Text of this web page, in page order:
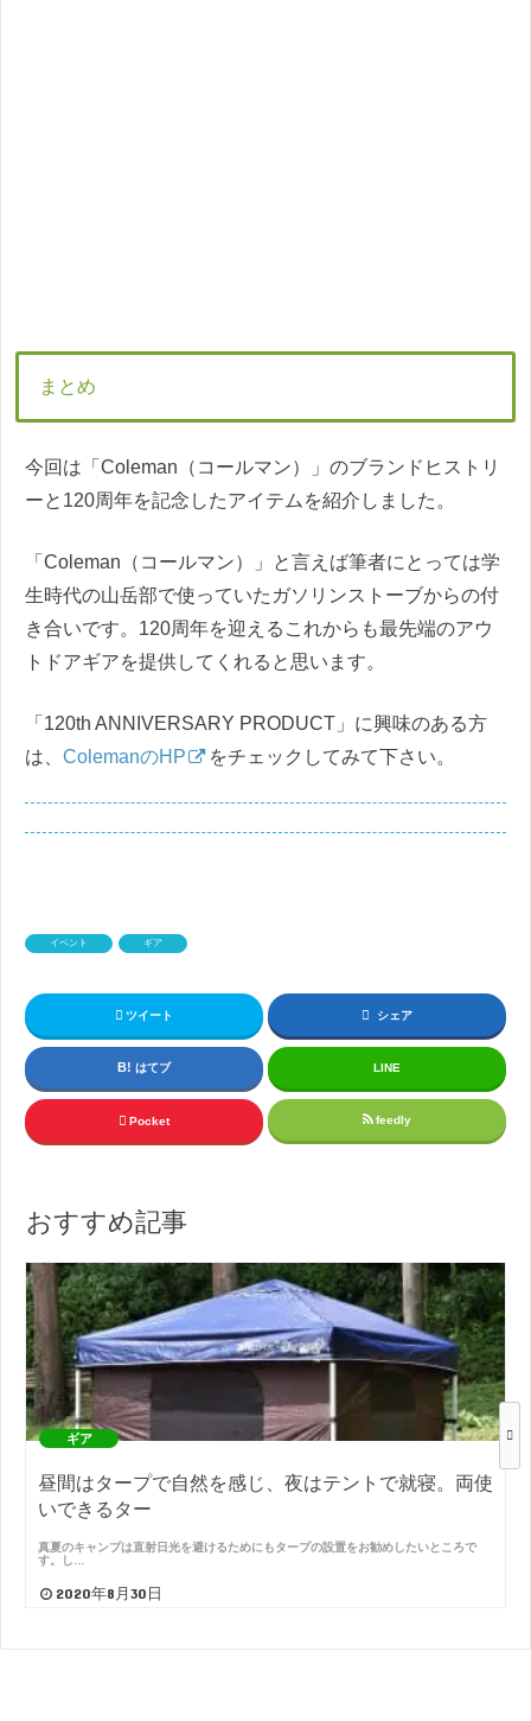
まとめ
今回は「Coleman（コールマン）」のブランドヒストリ
ーと120周年を記念したアイテムを紹介しました。
「Coleman（コールマン）」と言えば筆者にとっては学
生時代の山岳部で使っていたガソリンストーブからの付
き合いです。120周年を迎えるこれからも最先端のアウ
トドアギアを提供してくれると思います。
「120th ANNIVERSARY PRODUCT」に興味のある方
は、 ColemanのHP をチェックしてみて下さい。
イベント ギア
ツイート シェア
はてブ LINE
Pocket feedly
おすすめ記事
ギア
昼間はタープで自然を感じ、夜はテントで就寝。両使
いできるター
真夏のキャンプは直射日光を避けるためにもタープの設置をお勧めしたいところで
す。し…
2020年8月30日